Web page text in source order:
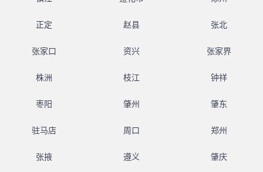
正定 赵县 张北
张家口 资兴 张家界
株洲 枝江 钟祥
枣阳 肇州 肇东
驻马店 周口 郑州
张掖 遵义 肇庆